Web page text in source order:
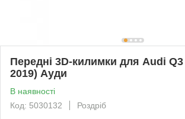
Передні 3D-килимки для Audi Q3
2019) Ауди
В наявності
Код: 5030132
Роздріб